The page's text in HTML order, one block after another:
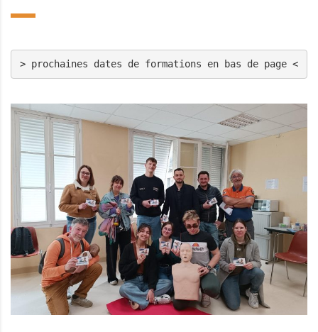
> prochaines dates de formations en bas de page <